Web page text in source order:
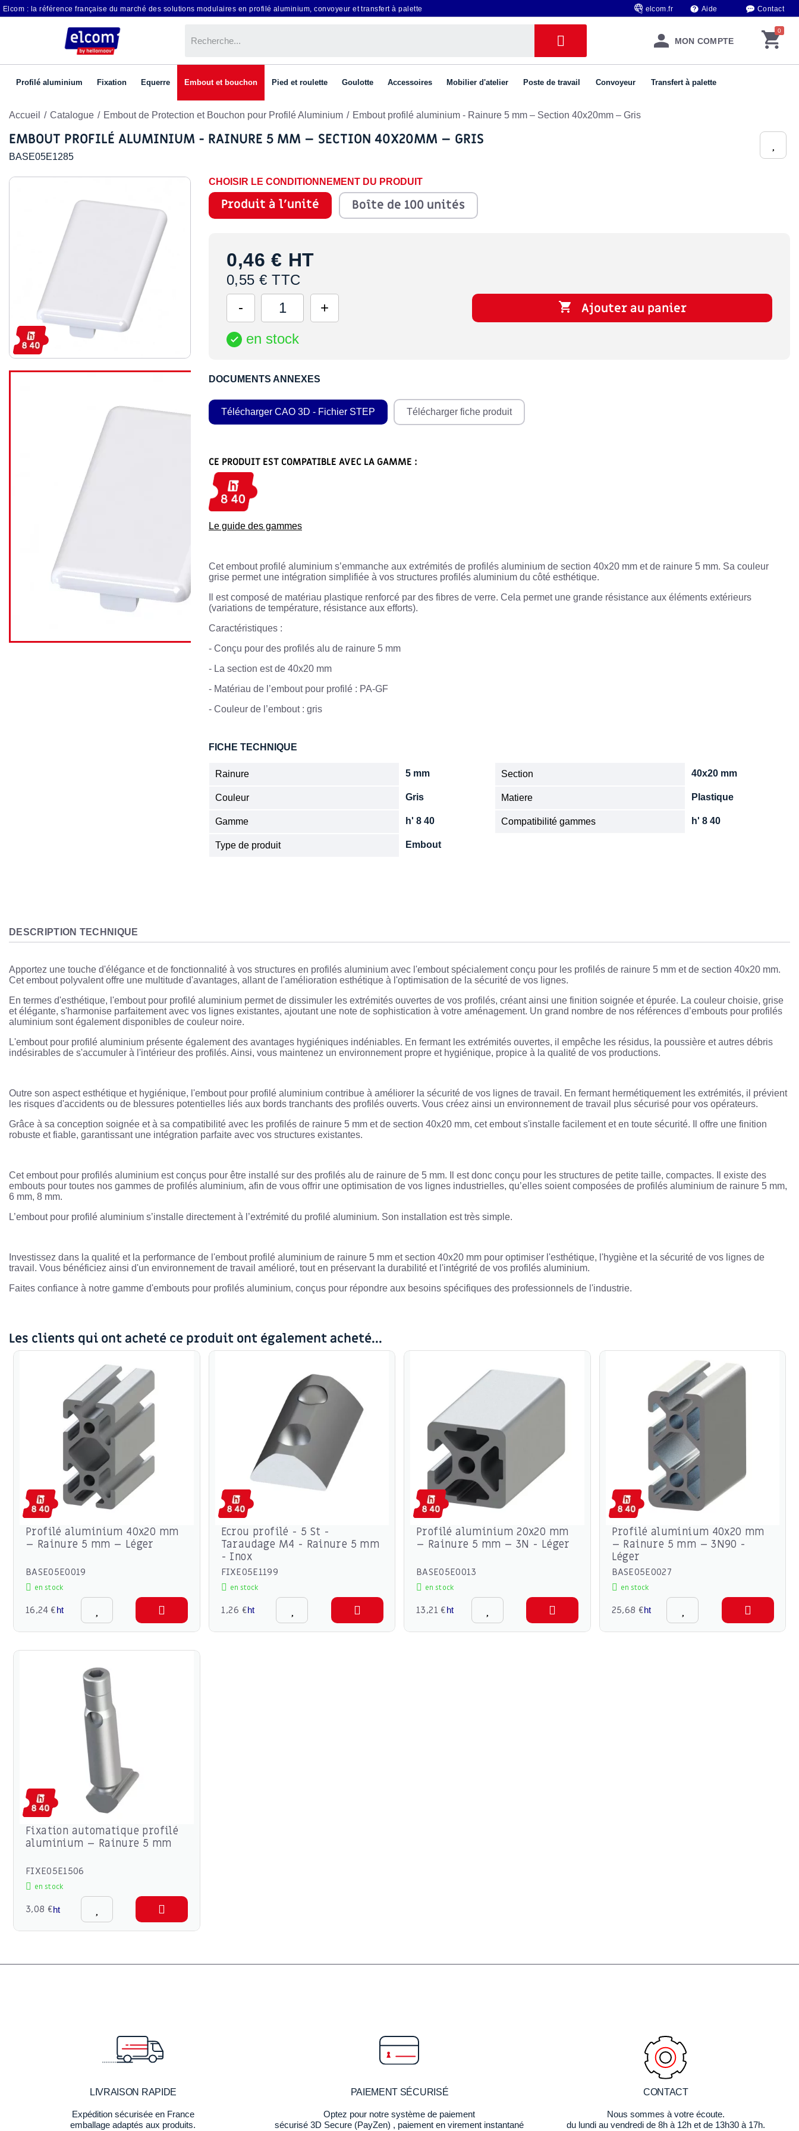
Elcom : la référence française du marché des solutions modulaires en profilé aluminium, convoyeur et transfert à palette elcom.fr Aide Contact
MON COMPTE
Profilé aluminium Fixation Equerre Embout et bouchon Pied et roulette Goulotte Accessoires Mobilier d'atelier Poste de travail Convoyeur Transfert à palette
Accueil Catalogue Embout de Protection et Bouchon pour Profilé Aluminium Embout profilé aluminium - Rainure 5 mm – Section 40x20mm – Gris
EMBOUT PROFILÉ ALUMINIUM - RAINURE 5 MM – SECTION 40X20MM – GRIS
BASE05E1285
CHOISIR LE CONDITIONNEMENT DU PRODUIT
Produit à l'unité Boîte de 100 unités
0,46 € HT
0,55 € TTC
 Ajouter au panier
 en stock
DOCUMENTS ANNEXES
Télécharger CAO 3D - Fichier STEP Télécharger fiche produit
CE PRODUIT EST COMPATIBLE AVEC LA GAMME :
Le guide des gammes
Cet embout profilé aluminium s’emmanche aux extrémités de profilés aluminium de section 40x20 mm et de rainure 5 mm. Sa couleur
grise permet une intégration simplifiée à vos structures profilés aluminium du côté esthétique.
Il est composé de matériau plastique renforcé par des fibres de verre. Cela permet une grande résistance aux éléments extérieurs
(variations de température, résistance aux efforts).
Caractéristiques :
- Conçu pour des profilés alu de rainure 5 mm
- La section est de 40x20 mm
- Matériau de l’embout pour profilé : PA-GF
- Couleur de l’embout : gris
FICHE TECHNIQUE
Rainure 5 mm Section 40x20 mm
Couleur Gris Matiere Plastique
Gamme h' 8 40 Compatibilité gammes h' 8 40
Type de produit Embout
DESCRIPTION TECHNIQUE
Apportez une touche d'élégance et de fonctionnalité à vos structures en profilés aluminium avec l'embout spécialement conçu pour les profilés de rainure 5 mm et de section 40x20 mm.
Cet embout polyvalent offre une multitude d'avantages, allant de l'amélioration esthétique à l'optimisation de la sécurité de vos lignes.
En termes d'esthétique, l'embout pour profilé aluminium permet de dissimuler les extrémités ouvertes de vos profilés, créant ainsi une finition soignée et épurée. La couleur choisie, grise
et élégante, s'harmonise parfaitement avec vos lignes existantes, ajoutant une note de sophistication à votre aménagement. Un grand nombre de nos références d’embouts pour profilés
aluminium sont également disponibles de couleur noire.
L'embout pour profilé aluminium présente également des avantages hygiéniques indéniables. En fermant les extrémités ouvertes, il empêche les résidus, la poussière et autres débris
indésirables de s'accumuler à l'intérieur des profilés. Ainsi, vous maintenez un environnement propre et hygiénique, propice à la qualité de vos productions.
Outre son aspect esthétique et hygiénique, l'embout pour profilé aluminium contribue à améliorer la sécurité de vos lignes de travail. En fermant hermétiquement les extrémités, il prévient
les risques d'accidents ou de blessures potentielles liés aux bords tranchants des profilés ouverts. Vous créez ainsi un environnement de travail plus sécurisé pour vos opérateurs.
Grâce à sa conception soignée et à sa compatibilité avec les profilés de rainure 5 mm et de section 40x20 mm, cet embout s'installe facilement et en toute sécurité. Il offre une finition
robuste et fiable, garantissant une intégration parfaite avec vos structures existantes.
Cet embout pour profilés aluminium est conçus pour être installé sur des profilés alu de rainure de 5 mm. Il est donc conçu pour les structures de petite taille, compactes. Il existe des
embouts pour toutes nos gammes de profilés aluminium, afin de vous offrir une optimisation de vos lignes industrielles, qu’elles soient composées de profilés aluminium de rainure 5 mm,
6 mm, 8 mm.
L’embout pour profilé aluminium s’installe directement à l’extrémité du profilé aluminium. Son installation est très simple.
Investissez dans la qualité et la performance de l'embout profilé aluminium de rainure 5 mm et section 40x20 mm pour optimiser l'esthétique, l'hygiène et la sécurité de vos lignes de
travail. Vous bénéficiez ainsi d'un environnement de travail amélioré, tout en préservant la durabilité et l'intégrité de vos profilés aluminium.
Faites confiance à notre gamme d'embouts pour profilés aluminium, conçus pour répondre aux besoins spécifiques des professionnels de l'industrie.
Les clients qui ont acheté ce produit ont également acheté...
Profilé aluminium 40x20 mm
– Rainure 5 mm – Léger
BASE05E0019
en stock
16,24 €ht
Ecrou profilé - 5 St -
Taraudage M4 - Rainure 5 mm
- Inox
FIXE05E1199
en stock
1,26 €ht
Profilé aluminium 20x20 mm
– Rainure 5 mm – 3N - Léger
BASE05E0013
en stock
13,21 €ht
Profilé aluminium 40x20 mm
– Rainure 5 mm – 3N90 -
Léger
BASE05E0027
en stock
25,68 €ht
Fixation automatique profilé
aluminium – Rainure 5 mm
FIXE05E1506
en stock
3,08 €ht
LIVRAISON RAPIDE
Expédition sécurisée en France
emballage adaptés aux produits.
PAIEMENT SÉCURISÉ
Optez pour notre système de paiement
sécurisé 3D Secure (PayZen) , paiement en virement instantané
CONTACT
Nous sommes à votre écoute.
du lundi au vendredi de 8h à 12h et de 13h30 à 17h.